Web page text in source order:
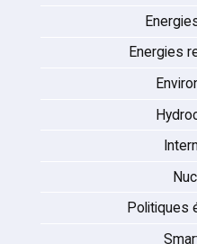
Energies
Politiques